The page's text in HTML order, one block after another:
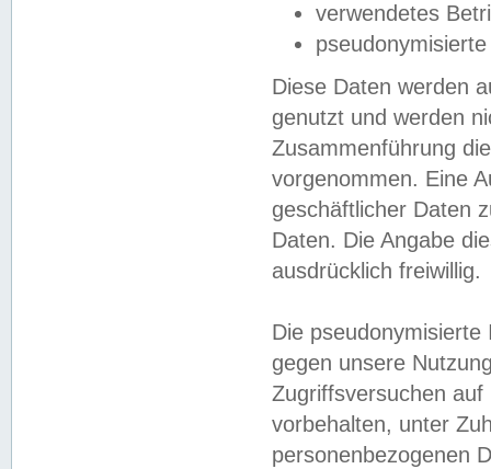
verwendetes
Diese Daten werden
genutzt und werden
Zusammenführung
vorgenommen. Eine
geschäftlicher Daten
Daten. Die Angabe
ausdrücklich freiwillig.
Die
gegen unsere
Zugriffsversuchen
vorbehalten, unter
personenbezogenen